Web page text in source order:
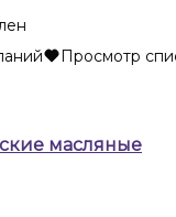
Просмотр
масляные